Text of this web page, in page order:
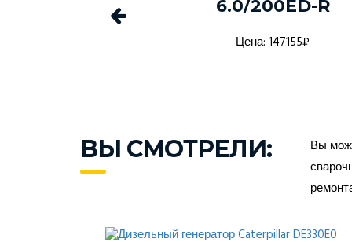
6.0/200ED-R
Цена: 147155₽
ВЫ СМОТРЕЛИ:
Вы